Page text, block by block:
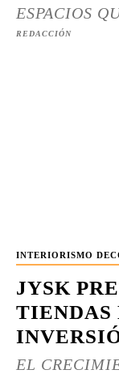
ESPACIOS
REDACCIÓN
INTERIORISMO
JYSK
TIENDAS
EL